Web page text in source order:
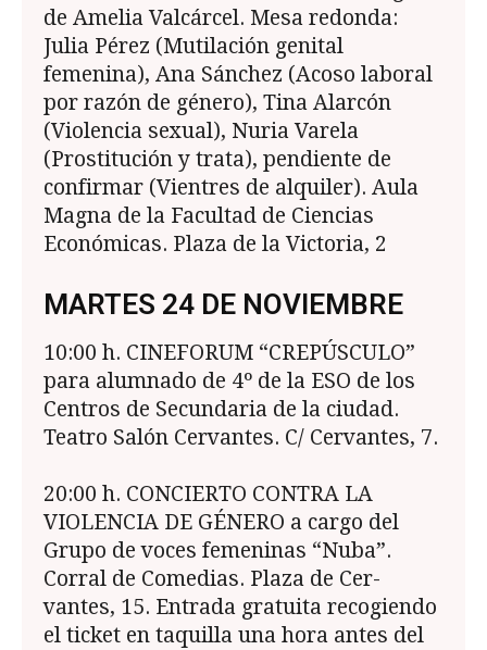
de Amelia Valcárcel. Mesa redonda:
Julia Pérez (Mutilación genital
femenina), Ana Sánchez (Acoso laboral
por razón de género), Tina Alarcón
(Violencia sexual), Nuria Varela
(Prostitución y trata), pen­diente de
confirmar (Vientres de alquiler). Aula
Magna de la Facultad de Ciencias
Económicas. Plaza de la Victoria, 2
MARTES 24 DE NOVIEMBRE
10:00 h. CINEFORUM “CREPÚSCULO”
para alumnado de 4º de la ESO de los
Centros de Secundaria de la ciudad.
Teatro Salón Cervantes. C/ Cervantes, 7.
20:00 h. CONCIERTO CONTRA LA
VIOLENCIA DE GÉNERO a cargo del
Grupo de voces femeni­nas “Nuba”.
Corral de Comedias. Plaza de Cer­
vantes, 15. Entrada gratuita recogiendo
el ticket en taquilla una hora antes del